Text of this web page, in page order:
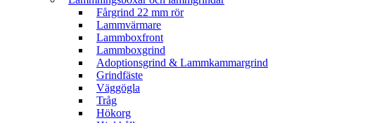
Fårgrind 22 mm rör
Lammvärmare
Lammboxfront
Lammboxgrind
Adoptionsgrind & Lammkammargrind
Grindfäste
Väggögla
Tråg
Hökorg